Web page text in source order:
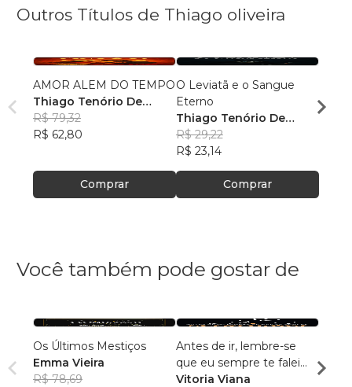
Outros Títulos de Thiago oliveira
AMOR ALEM DO TEMPO
Thiago Tenório De
Oliveira
R$ 79,32
R$ 62,80
Comprar
O Leviatã e o Sangue
Eterno
Thiago Tenório De
Oliveira
R$ 29,22
R$ 23,14
Comprar
R$
Você também pode gostar de
Os Últimos Mestiços
Emma Vieira
R$ 78,69
Antes de ir, lembre-se
que eu sempre te falei
que seria amor
Vitoria Viana
José